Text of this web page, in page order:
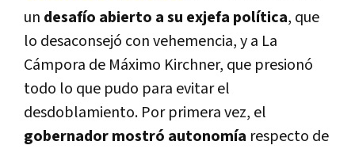
un desafío abierto a su exjefa política, que
lo desaconsejó con vehemencia, y a La
Cámpora de Máximo Kirchner, que presionó
todo lo que pudo para evitar el
desdoblamiento. Por primera vez, el
gobernador mostró autonomía respecto de